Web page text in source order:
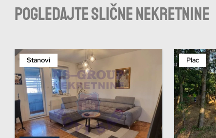
Pogledajte slične nekretnine
Stanovi Plac